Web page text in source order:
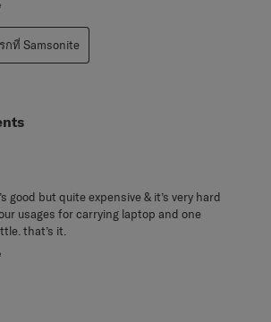
กที่ Samsonite
good but quite expensive & it’s very hard
usages for carrying laptop and one
that’s it.